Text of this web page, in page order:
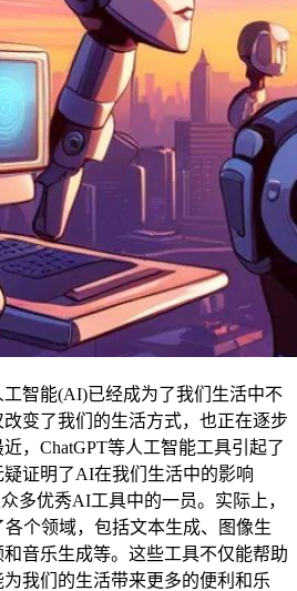
智能(AI)已经成为了我们生活中不
变了我们的生活方式，也正在逐步
，ChatGPT等人工智能工具引起了
证明了AI在我们生活中的影响
多优秀AI工具中的一员。实际上，
个领域，包括文本生成、图像生
音乐生成等。这些工具不仅能帮助
我们的生活带来更多的便利和乐